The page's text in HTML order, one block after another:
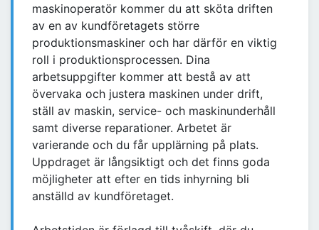
maskinoperatör kommer du att sköta driften
av en av kundföretagets större
produktionsmaskiner och har därför en viktig
roll i produktionsprocessen. Dina
arbetsuppgifter kommer att bestå av att
övervaka och justera maskinen under drift,
ställ av maskin, service- och maskinunderhåll
samt diverse reparationer. Arbetet är
varierande och du får upplärning på plats.
Uppdraget är långsiktigt och det finns goda
möjligheter att efter en tids inhyrning bli
anställd av kundföretaget.